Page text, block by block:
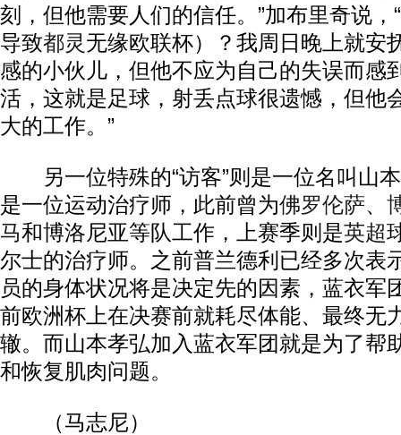
刻，但他需要人们的信任。”加布里奇说，
导致都灵无缘欧联杯）？我周日晚上就安
感的小伙儿，但他不应为自己的失误而感
活，这就是足球，射丢点球很遗憾，但他
大的工作。”
另一位特殊的“访客”则是一位名叫山
是一位运动治疗师，此前曾为佛罗伦萨、
马和博洛尼亚等队工作，上赛季则是英超
尔士的治疗师。之前普兰德利已经多次表
员的身体状况将是决定先的因素，蓝衣军
前欧洲杯上在决赛前就耗尽体能、最终无
辙。而山本孝弘加入蓝衣军团就是为了帮
和恢复肌肉问题。
（马志尼）